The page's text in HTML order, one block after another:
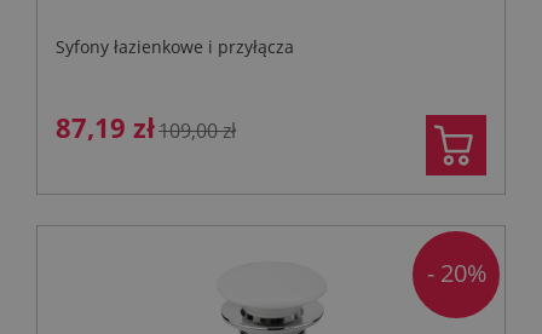
Syfony łazienkowe i przyłącza
87,19 zł109,00 zł
- 20%